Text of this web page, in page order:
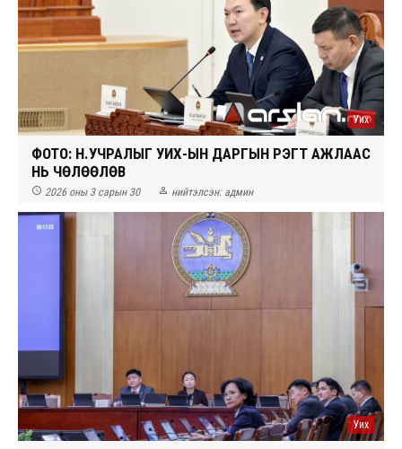
Уих
ФОТО: Н.УЧРАЛЫГ УИХ-ЫН ДАРГЫН ҮҮРЭГТ АЖЛААС
НЬ ЧӨЛӨӨЛӨВ
 2026 оны 3 сарын 30  нийтэлсэн: админ
Уих